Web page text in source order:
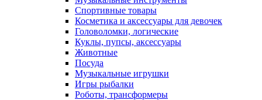
Спортивные товары
Косметика и аксессуары для девочек
Головоломки, логические
Куклы, пупсы, аксессуары
Животные
Посуда
Музыкальные игрушки
Игры рыбалки
Роботы, трансформеры